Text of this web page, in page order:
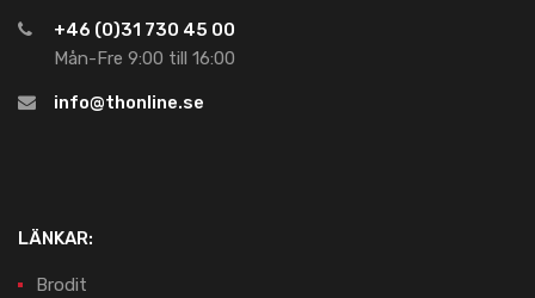
+46 (0)31 730 45 00
Mån-Fre 9:00 till 16:00
info@thonline.se
LÄNKAR:
Brodit